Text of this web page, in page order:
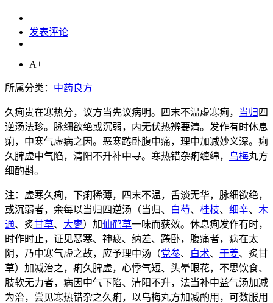
发表评论
A+
所属分类： 中药良方
久痢贵在寒热分，议方当先议病明。四末不温虚寒痢， 当归 四
逆汤法珍。脉细欲绝或沉弱，内无伏热辨要清。发作有时休息
痢，中寒气虚病之因。恶寒踡卧腹中痛，理中加减妙义深。痢
久脾虚中气陷，清阳不升补中寻。寒热错杂痢缠绵， 乌梅丸方
细酌斟。
注：虚寒久痢，下痢稀薄，四末不温，舌淡无华，脉细欲绝，
或沉弱者，余每以当归四逆汤（当归、
白芍、 桂枝、 细辛、 木
通、炙甘草、 大枣）加仙鹤草一味而获效。休息痢发作有时，
时作时止，证见恶寒、神疲、纳差、踡卧，腹痛者，病在太
阴，乃中寒气虚之故，应予理中汤（党参、 白术、 干姜、炙甘
草）加减治之，痢久脾虚，心悸气短、头晕眼花，不思饮食、
肢软无力者，病因中气下陷、清阳不升，法当补中益气汤加减
为治，尝见寒热错杂之久痢，以乌梅丸方加减酌用，可数服用